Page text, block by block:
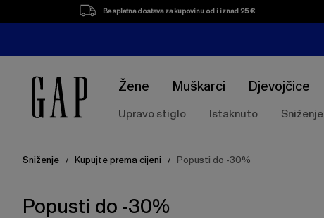
Besplatna dostava za kupovinu od i iznad 25 €
Žene Muškarci Djevojčice
Upravo stiglo Istaknuto Sniženje
Sniženje / Kupujte prema cijeni / Popusti do -30%
Popusti do -30%
Popis
proizvoda
Elipsa